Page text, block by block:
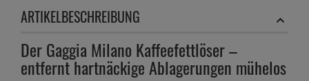
ARTIKELBESCHREIBUNG
Der Gaggia Milano Kaffeefettlöser –
entfernt hartnäckige Ablagerungen mühelos